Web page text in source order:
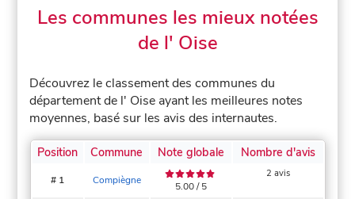
Les communes les mieux notées
de l' Oise
Découvrez le classement des communes du
département de l' Oise ayant les meilleures notes
moyennes, basé sur les avis des internautes.
Position Commune Note globale Nombre d'avis
# 1 Compiègne 5.00 / 5
2 avis